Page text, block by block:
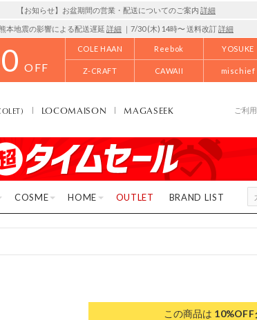
【お知らせ】お盆期間の営業・配送についてのご案内 詳細
本地震の影響による配送遅延 詳細 ｜7/30 (木) 14時〜 送料改訂詳細
OFF
COLE HAAN Reebok YOSUKE
Z-CRAFT CAWAII mischief
LOCOMAISON MAGASEEK ご利
COSME HOME OUTLET BRAND LIST
この商品は 10%OFF